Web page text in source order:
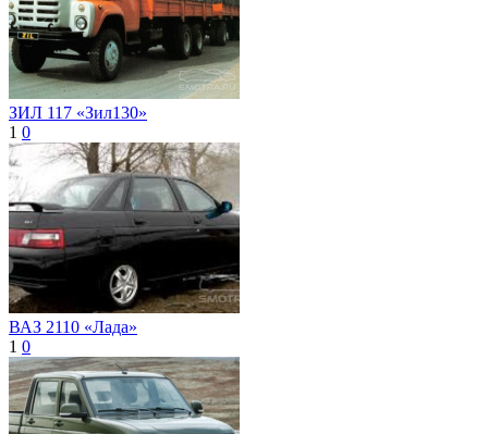
ЗИЛ 117 «Зил130»
1 0
ВАЗ 2110 «Лада»
1 0